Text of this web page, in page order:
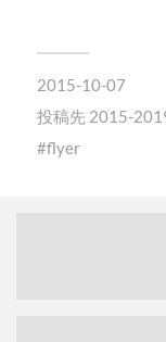
2015-10-07
投稿先 2015-
flyer